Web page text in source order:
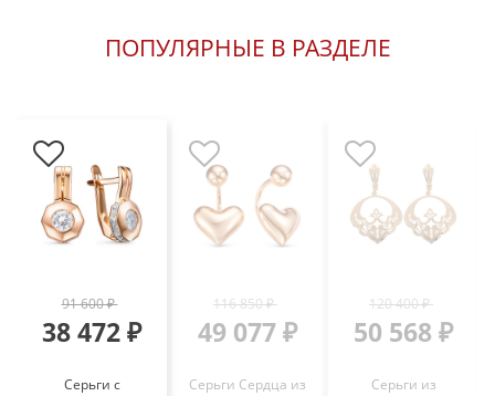
ПОПУЛЯРНЫЕ В РАЗДЕЛЕ
91 600 ₽
38 472 ₽
Серьги с
116 850 ₽
49 077 ₽
Серьги Сердца из
120 400 ₽
50 568 ₽
Серьги из